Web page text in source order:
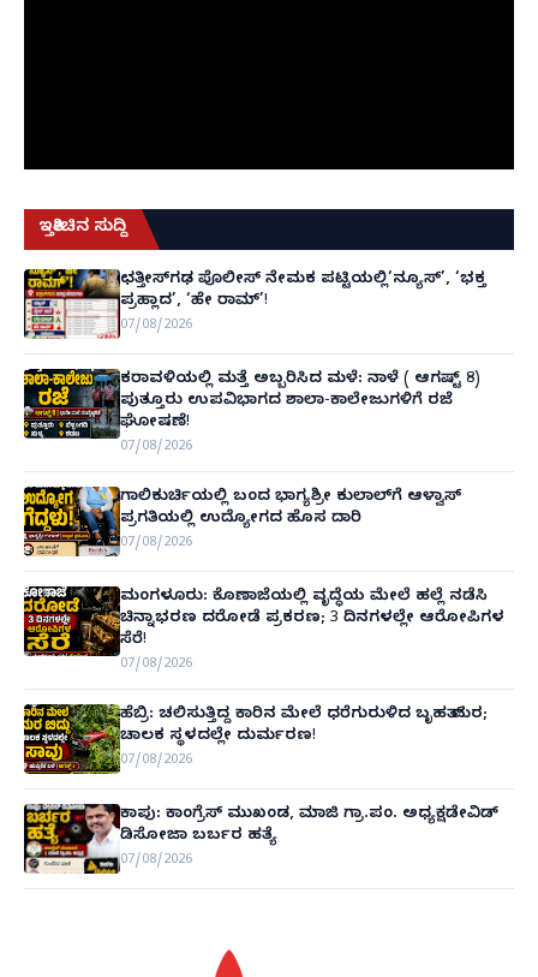
ಇತ್ತೀಚಿನ ಸುದ್ದಿ
ಛತ್ತೀಸ್‌ಗಢ ಪೊಲೀಸ್ ನೇಮಕ ಪಟ್ಟಿಯಲ್ಲಿ‘ನ್ಯೂಸ್’, ‘ಭಕ್ತ
ಪ್ರಹ್ಲಾದ’, ‘ಹೇ ರಾಮ್’!
07/08/2026
ಕರಾವಳಿಯಲ್ಲಿ ಮತ್ತೆ ಅಬ್ಬರಿಸಿದ ಮಳೆ: ನಾಳೆ ( ಆಗಷ್ಟ್ 8)
ಪುತ್ತೂರು ಉಪವಿಭಾಗದ ಶಾಲಾ-ಕಾಲೇಜುಗಳಿಗೆ ರಜೆ
ಘೋಷಣೆ!
07/08/2026
ಗಾಲಿಕುರ್ಚಿಯಲ್ಲಿ ಬಂದ ಭಾಗ್ಯಶ್ರೀ ಕುಲಾಲ್‌ಗೆ ಆಳ್ವಾಸ್
ಪ್ರಗತಿಯಲ್ಲಿ ಉದ್ಯೋಗದ ಹೊಸ ದಾರಿ
07/08/2026
ಮಂಗಳೂರು: ಕೊಣಾಜೆಯಲ್ಲಿ ವೃದ್ಧೆಯ ಮೇಲೆ ಹಲ್ಲೆ ನಡೆಸಿ
ಚಿನ್ನಾಭರಣ ದರೋಡೆ ಪ್ರಕರಣ; 3 ದಿನಗಳಲ್ಲೇ ಆರೋಪಿಗಳ
ಸೆರೆ!
07/08/2026
ಹೆಬ್ರಿ: ಚಲಿಸುತ್ತಿದ್ದ ಕಾರಿನ ಮೇಲೆ ಧರೆಗುರುಳಿದ ಬೃಹತ್ ಮರ;
ಚಾಲಕ ಸ್ಥಳದಲ್ಲೇ ದುರ್ಮರಣ!
07/08/2026
ಕಾಪು: ಕಾಂಗ್ರೆಸ್ ಮುಖಂಡ, ಮಾಜಿ ಗ್ರಾ.ಪಂ. ಅಧ್ಯಕ್ಷಡೇವಿಡ್
ಡಿಸೋಜಾ ಬರ್ಬರ ಹತ್ಯೆ
07/08/2026